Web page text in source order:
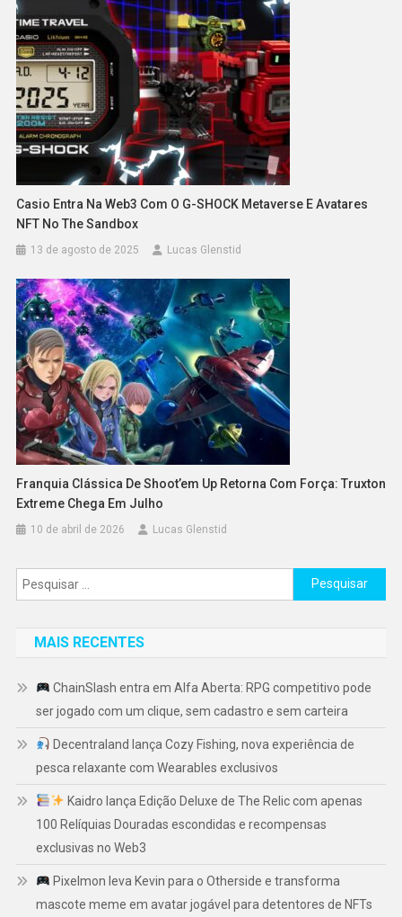
Casio Entra Na Web3 Com O G-SHOCK Metaverse E Avatares
NFT No The Sandbox
13 de agosto de 2025 Lucas Glenstid
Franquia Clássica De Shoot’em Up Retorna Com Força: Truxton
Extreme Chega Em Julho
10 de abril de 2026 Lucas Glenstid
Pesquisar
por:
MAIS RECENTES
ChainSlash entra em Alfa Aberta: RPG competitivo pode
ser jogado com um clique, sem cadastro e sem carteira
Decentraland lança Cozy Fishing, nova experiência de
pesca relaxante com Wearables exclusivos
Kaidro lança Edição Deluxe de The Relic com apenas
100 Relíquias Douradas escondidas e recompensas
exclusivas no Web3
Pixelmon leva Kevin para o Otherside e transforma
mascote meme em avatar jogável para detentores de NFTs